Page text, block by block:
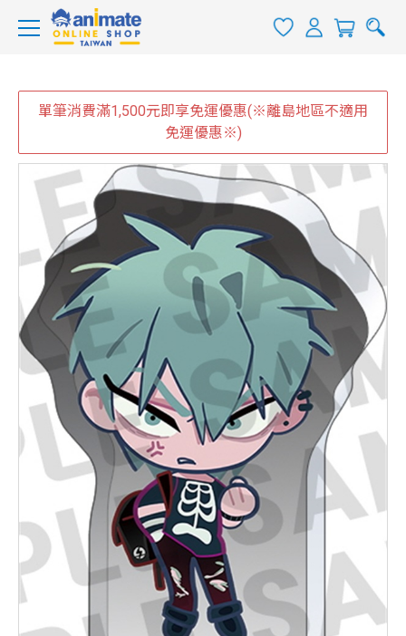
單筆消費滿1,500元即享免運優惠(※離島地區不適用
免運優惠※)